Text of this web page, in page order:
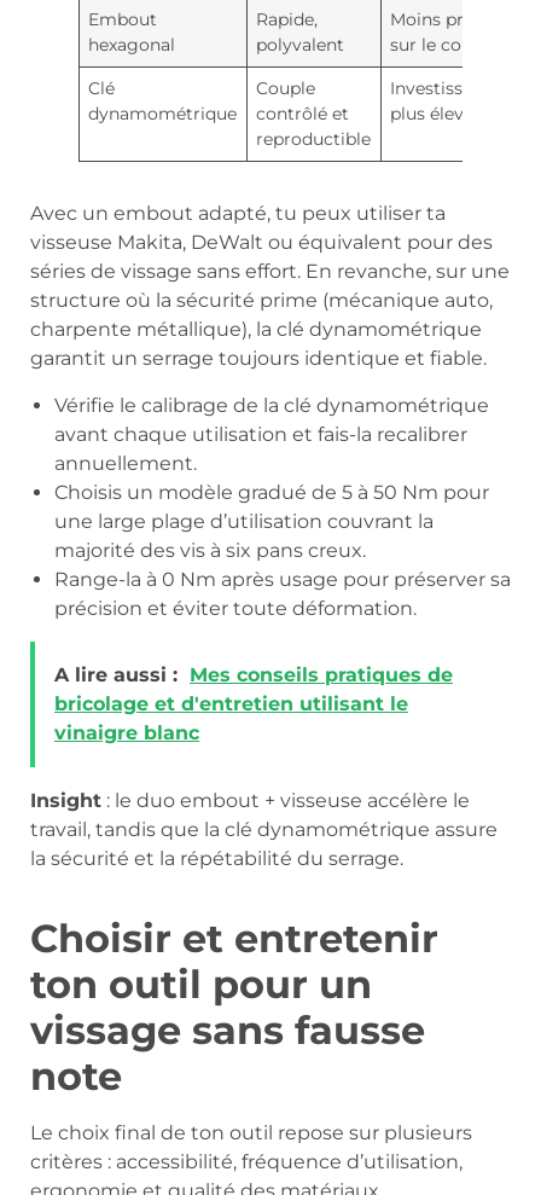
Embout
hexagonal
Rapide,
polyvalent
Moins précis
sur le couple
Clé
dynamométrique
Couple
contrôlé et
reproductible
Investissement
plus élevé
Avec un embout adapté, tu peux utiliser ta
visseuse Makita, DeWalt ou équivalent pour des
séries de vissage sans effort. En revanche, sur une
structure où la sécurité prime (mécanique auto,
charpente métallique), la clé dynamométrique
garantit un serrage toujours identique et fiable.
Vérifie le calibrage de la clé dynamométrique
avant chaque utilisation et fais-la recalibrer
annuellement.
Choisis un modèle gradué de 5 à 50 Nm pour
une large plage d’utilisation couvrant la
majorité des vis à six pans creux.
Range-la à 0 Nm après usage pour préserver sa
précision et éviter toute déformation.
A lire aussi : Mes conseils pratiques de
bricolage et d'entretien utilisant le
vinaigre blanc
Insight : le duo embout + visseuse accélère le
travail, tandis que la clé dynamométrique assure
la sécurité et la répétabilité du serrage.
Choisir et entretenir
ton outil pour un
vissage sans fausse
note
Le choix final de ton outil repose sur plusieurs
critères : accessibilité, fréquence d’utilisation,